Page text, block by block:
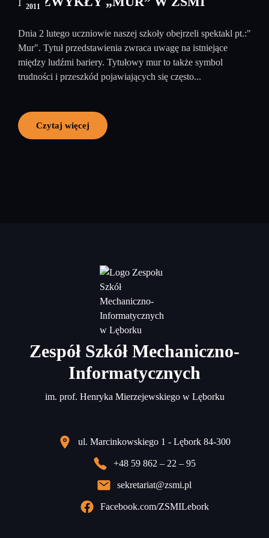
2011
Dnia 2 lutego uczniowie naszej szkoły obejrzeli spektakl pt.:"
Mur". Tytuł przedstawienia zwraca uwagę na istniejące
między ludźmi bariery. Tytułowy mur to także symbol
trudności i przeszkód pojawiających się często...
Czytaj więcej
Zespół Szkół Mechaniczno-
Informatycznych
im. prof. Henryka Mierzejewskiego w Lęborku
ul. Marcinkowskiego 1 - Lębork 84-300
+48 59 862 – 22 – 95
sekretariat@zsmi.pl
Facebook.com/ZSMILebork